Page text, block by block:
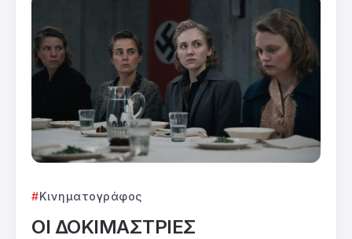
Κινηματογράφος
ΟΙ ΔΟΚΙΜΑΣΤΡΙΕΣ